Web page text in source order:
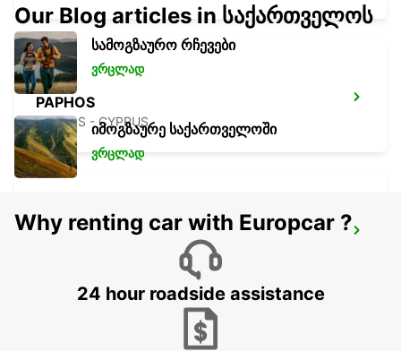
PAPHOS
PAPHOS - CYPRUS
NICOSIA
Our Blog articles in საქართველოს
სამოგზაურო რჩევები
ვრცლად
იმოგზაურე საქართველოში
ვრცლად
Why renting car with Europcar ?
24 hour roadside assistance